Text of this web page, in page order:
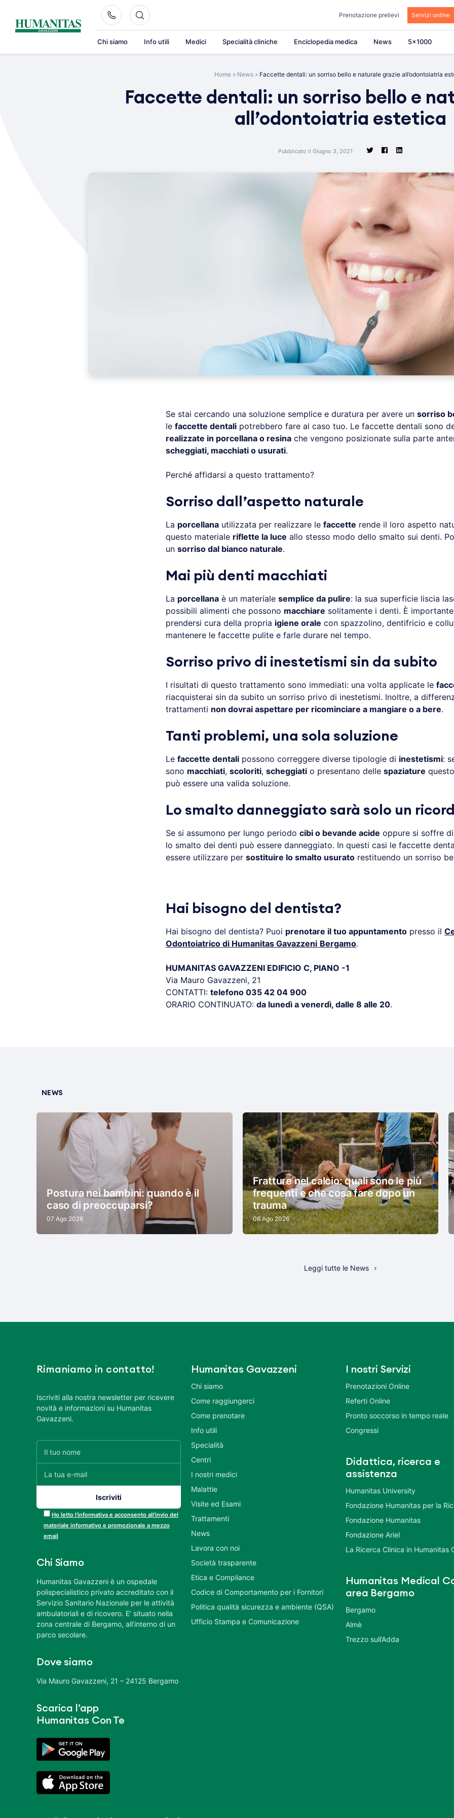
content
Prenotazione prelievi Servizi online
Chi siamo Info utili Medici Specialità cliniche Enciclopedia medica News 5×1000
Home» News» Faccette dentali: un sorriso bello e naturale grazie all’odontoiatria
Faccette dentali: un sorriso bello e
all’odontoiatria estetica
Pubblicato il Giugno 3, 2021
Se stai cercando una soluzione semplice e duratura per avere un sorriso
le faccette dentali potrebbero fare al caso tuo. Le faccette dentali sono
realizzate in porcellana o resina che vengono posizionate sulla parte
scheggiati, macchiati o usurati.
Perché affidarsi a questo trattamento?
Sorriso dall’aspetto naturale
La porcellana utilizzata per realizzare le faccette rende il loro aspetto
questo materiale riflette la luce allo stesso modo dello smalto sui denti.
un sorriso dal bianco naturale.
Mai più denti macchiati
La porcellana è un materiale semplice da pulire: la sua superficie liscia
possibili alimenti che possono macchiare solitamente i denti. È
prendersi cura della propria igiene orale con spazzolino, dentifricio e
mantenere le faccette pulite e farle durare nel tempo.
Sorriso privo di inestetismi sin da subito
I risultati di questo trattamento sono immediati: una volta applicate le
riacquisterai sin da subito un sorriso privo di inestetismi. Inoltre, a
trattamenti non dovrai aspettare per ricominciare a mangiare o a bere.
Tanti problemi, una sola soluzione
Le faccette dentali possono correggere diverse tipologie di inestetismi:
sono macchiati, scoloriti, scheggiati o presentano delle spaziature
può essere una valida soluzione.
Lo smalto danneggiato sarà solo un
Se si assumono per lungo periodo cibi o bevande acide oppure si soffre
lo smalto dei denti può essere danneggiato. In questi casi le faccette
essere utilizzare per sostituire lo smalto usurato restituendo un sorriso
Hai bisogno del dentista?
Hai bisogno del dentista? Puoi prenotare il tuo appuntamento presso il
Odontoiatrico di Humanitas Gavazzeni Bergamo.
HUMANITAS GAVAZZENI EDIFICIO C, PIANO -1
Via Mauro Gavazzeni, 21
CONTATTI: telefono 035 42 04 900
ORARIO CONTINUATO: da lunedì a venerdì, dalle 8 alle 20.
NEWS
Postura nei bambini: quando è il
caso di preoccuparsi?
07 Ago 2026
Fratture nel calcio: quali sono le più
frequenti e che cosa fare dopo un
trauma
06 Ago 2026
Leggi tutte le News
Rimaniamo in contatto!
Iscriviti alla nostra newsletter per ricevere
novità e informazioni su Humanitas
Gavazzeni.
Ho letto l’informativa e acconsento all’invio del
materiale informativo e promozionale a mezzo
email
Chi Siamo
Humanitas Gavazzeni è un ospedale
polispecialistico privato accreditato con il
Servizio Sanitario Nazionale per le attività
ambulatoriali e di ricovero. E’ situato nella
zona centrale di Bergamo, all’interno di un
parco secolare.
Dove siamo
Via Mauro Gavazzeni, 21 – 24125 Bergamo
Scarica l’app
Humanitas Con Te
Humanitas Gavazzeni
Chi siamo
Come raggiungerci
Come prenotare
Info utili
Specialità
Centri
I nostri medici
Malattie
Visite ed Esami
Trattamenti
News
Lavora con noi
Società trasparente
Etica e Compliance
Codice di Comportamento per i Fornitori
Politica qualità sicurezza e ambiente (QSA)
Ufficio Stampa e Comunicazione
I nostri Servizi
Prenotazioni Online
Referti Online
Pronto soccorso in tempo reale
Congressi
Didattica, ricerca e
assistenza
Humanitas University
Fondazione Humanitas per la
Fondazione Humanitas
Fondazione Ariel
La Ricerca Clinica in Humanitas
Humanitas Medical
area Bergamo
Bergamo
Almè
Trezzo sull’Adda